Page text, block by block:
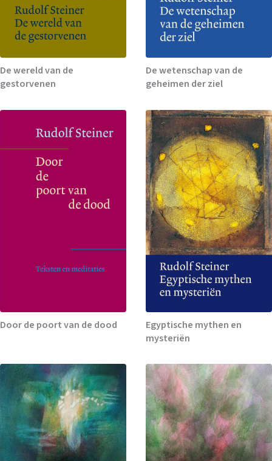
De wereld van de
gestorvenen
De wetenschap van de
geheimen der ziel
Door de poort van de dood
Egyptische mythen en
mysteriën